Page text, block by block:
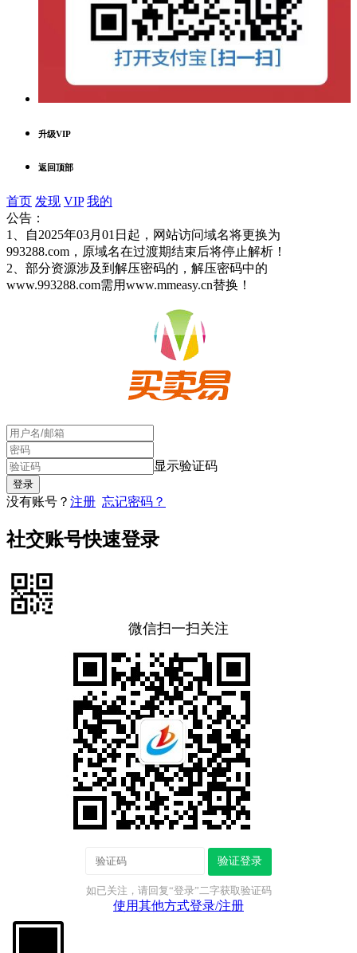
升级VIP
返回顶部
首页 发现 VIP 我的
公告：
1、自2025年03月01日起，网站访问域名将更换为
993288.com，原域名在过渡期结束后将停止解析！
2、部分资源涉及到解压密码的，解压密码中的
www.993288.com需用www.mmeasy.cn替换！
显示验证码
没有账号？ 注册 忘记密码？
社交账号快速登录
微信扫一扫关注
验证登录
如已关注，请回复“登录”二字获取验证码
使用其他方式登录/注册